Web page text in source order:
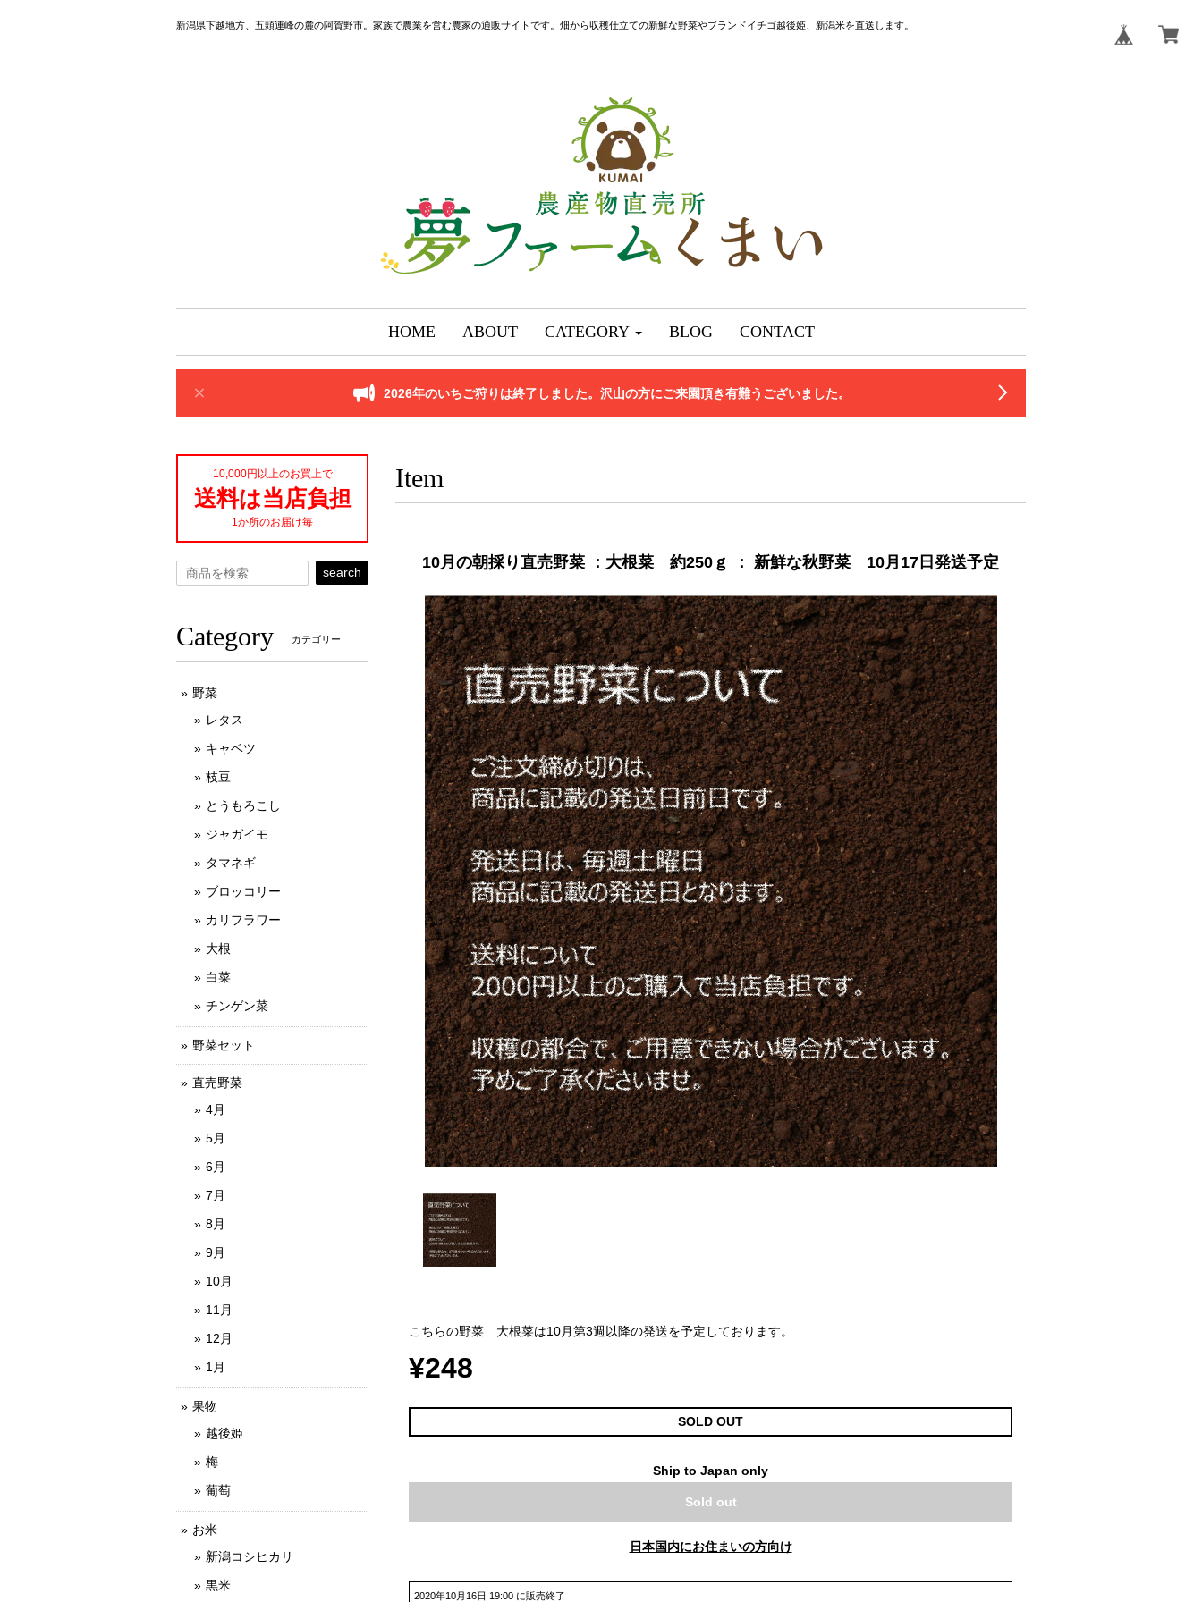
新潟県下越地方、五頭連峰の麓の阿賀野市。家族で農業を営む農家の通販サイトです。畑から収穫仕立ての新鮮な野菜やブランドイチゴ越後姫、新潟米を直送します。
HOME ABOUT CATEGORY BLOG CONTACT
2026年のいちご狩りは終了しました。沢山の方にご来園頂き有難うございました。
Item
10月の朝採り直売野菜 ：大根菜 約250ｇ ： 新鮮な秋野菜 10月17日発送予定
こちらの野菜 大根菜は10月第3週以降の発送を予定しております。
¥248
SOLD OUT
Ship to Japan only
Sold out
日本国内にお住まいの方向け
2020年10月16日 19:00 に販売終了
10,000円以上のお買上で
送料は当店負担
1か所のお届け毎
search
Category カテゴリー
野菜
レタス
キャベツ
枝豆
とうもろこし
ジャガイモ
タマネギ
ブロッコリー
カリフラワー
大根
白菜
チンゲン菜
野菜セット
直売野菜
4月
5月
6月
7月
8月
9月
10月
11月
12月
1月
果物
越後姫
梅
葡萄
お米
新潟コシヒカリ
黒米